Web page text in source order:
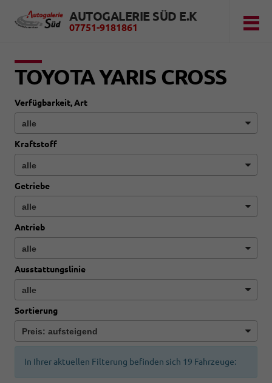
AUTOGALERIE SÜD E.K
07751-9181861
TOYOTA YARIS CROSS
Verfügbarkeit, Art
Kraftstoff
Getriebe
Antrieb
Ausstattungslinie
Sortierung
In Ihrer aktuellen Filterung befinden sich 19 Fahrzeuge: